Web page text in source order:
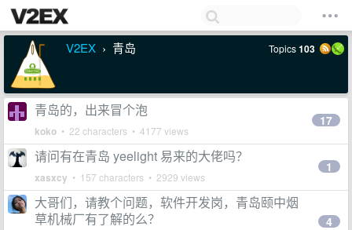
V2EX › 青岛 Topics103
青岛的，出来冒个泡
koko • 22 characters • 4177 views
17
请问有在青岛 yeelight 易来的大佬吗？
xasxcy • 157 characters • 2929 views
1
大哥们，请教个问题，软件开发岗，青岛颐中烟
草机械厂有了解的么？
4